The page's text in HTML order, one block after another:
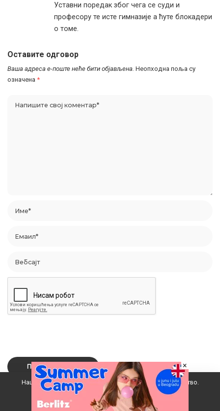
Уставни поредак због чега се суди и
професору те исте гимназије а ћуте блокадери
о томе.
Оставите одговор
Ваша адреса е-поште неће бити објављена. Неопходна поља су
означена *
Наш вебсајт користи колачиће да побољша ваше искуство.
Прихватам
×